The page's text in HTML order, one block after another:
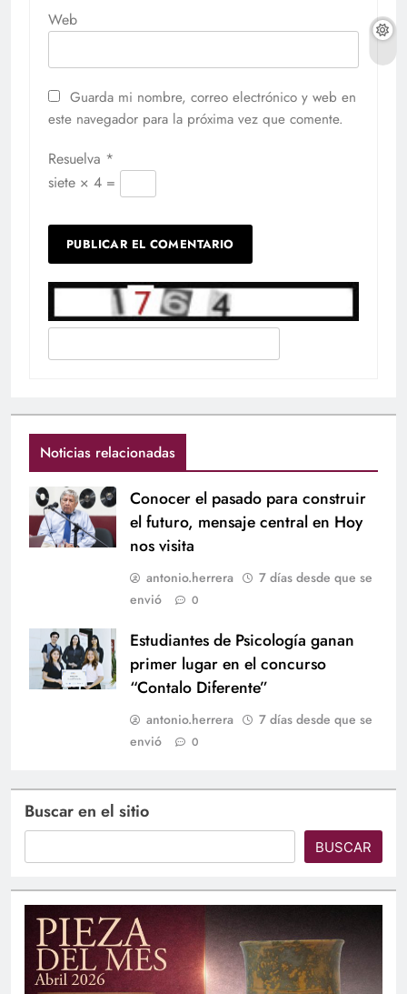
Web
Guarda mi nombre, correo electrónico y web en
este navegador para la próxima vez que comente.
Resuelva *
siete × 4 =
Noticias relacionadas
Conocer el pasado para construir
el futuro, mensaje central en Hoy
nos visita
antonio.herrera
7 días desde que se
envió
0
Estudiantes de Psicología ganan
primer lugar en el concurso
“Contalo Diferente”
antonio.herrera
7 días desde que se
envió
0
Buscar en el sitio
BUSCAR